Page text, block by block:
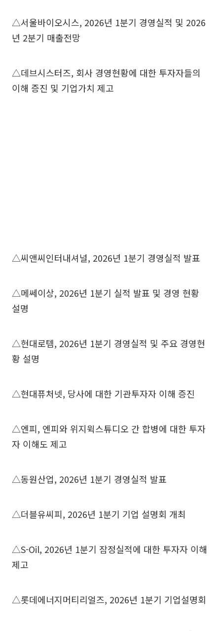
△서울바이오시스, 2026년 1분기 경영실적 및 2026
년 2분기 매출전망
△데브시스터즈, 회사 경영현황에 대한 투자자들의
이해 증진 및 기업가치 제고
△씨앤씨인터내셔널, 2026년 1분기 경영실적 발표
△메쎄이상, 2026년 1분기 실적 발표 및 경영 현황
설명
△현대로템, 2026년 1분기 경영실적 및 주요 경영현
황 설명
△현대퓨처넷, 당사에 대한 기관투자자 이해 증진
△엔피, 엔피와 위지윅스튜디오 간 합병에 대한 투자
자 이해도 제고
△동원산업, 2026년 1분기 경영실적 발표
△더블유씨피, 2026년 1분기 기업 설명회 개최
△S-Oil, 2026년 1분기 잠정실적에 대한 투자자 이해
제고
△롯데에너지머티리얼즈, 2026년 1분기 기업설명회